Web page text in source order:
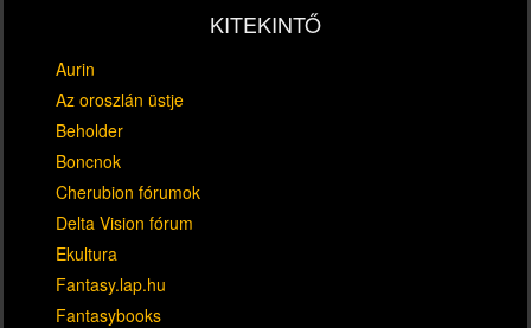
KITEKINTŐ
Aurin
Az oroszlán üstje
Beholder
Boncnok
Cherubion fórumok
Delta Vision fórum
Ekultura
Fantasy.lap.hu
Fantasybooks